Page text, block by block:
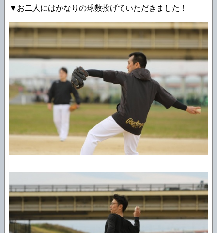
▼お二人にはかなりの球数投げていただきました！